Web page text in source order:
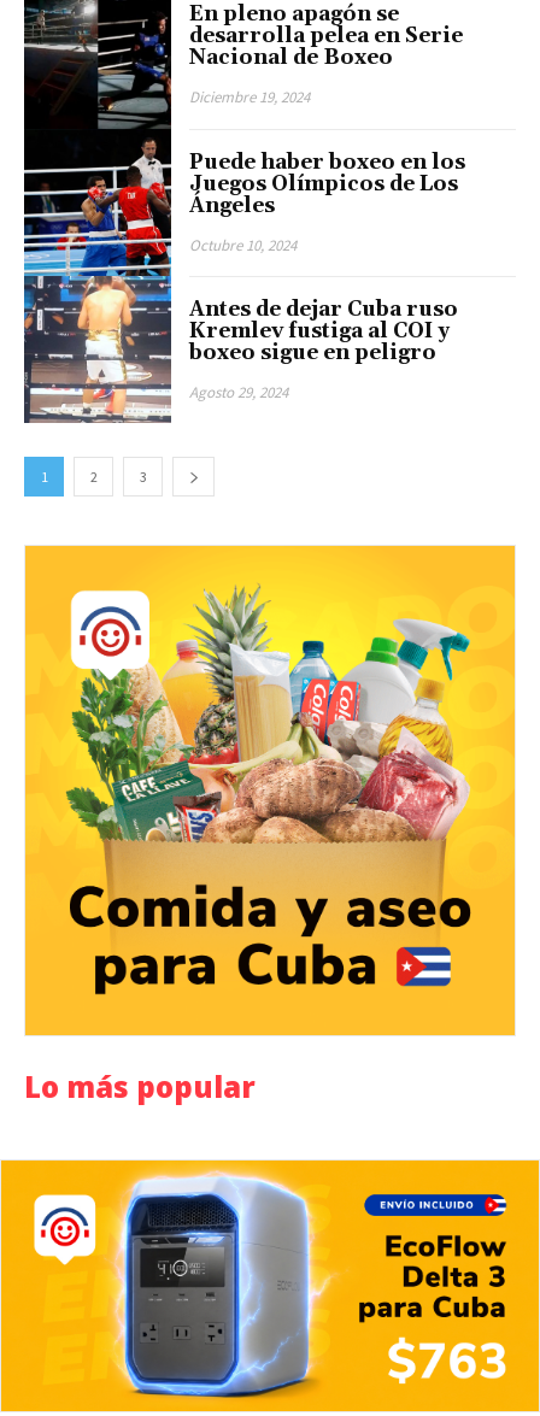
En pleno apagón se
desarrolla pelea en Serie
Nacional de Boxeo
Diciembre 19, 2024
Puede haber boxeo en los
Juegos Olímpicos de Los
Ángeles
Octubre 10, 2024
Antes de dejar Cuba ruso
Kremlev fustiga al COI y
boxeo sigue en peligro
Agosto 29, 2024
1 2 3
Lo más popular